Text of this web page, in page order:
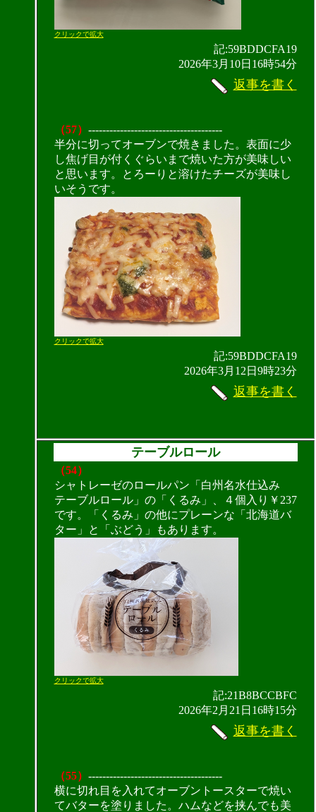
クリックで拡大
記:59BDDCFA19
2026年3月10日16時54分
返事を書く
（57） --------------------------------------
半分に切ってオーブンで焼きました。表面に少
し焦げ目が付くぐらいまで焼いた方が美味しい
と思います。とろーりと溶けたチーズが美味し
いそうです。
クリックで拡大
記:59BDDCFA19
2026年3月12日9時23分
返事を書く
テーブルロール
（54）
シャトレーゼのロールパン「白州名水仕込み
テーブルロール」の「くるみ」、４個入り￥237
です。「くるみ」の他にプレーンな「北海道バ
ター」と「ぶどう」もあります。
クリックで拡大
記:21B8BCCBFC
2026年2月21日16時15分
返事を書く
（55） --------------------------------------
横に切れ目を入れてオーブントースターで焼い
てバターを塗りました。ハムなどを挟んでも美